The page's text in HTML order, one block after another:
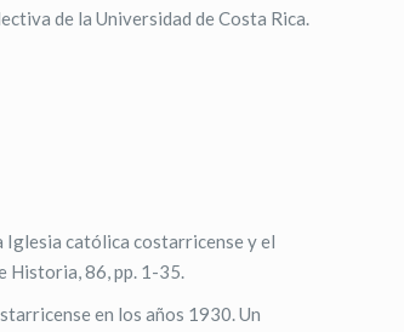
de la Universidad de Costa Rica.
Iglesia católica costarricense y el
Historia, 86, pp. 1-35.
en los años 1930. Un